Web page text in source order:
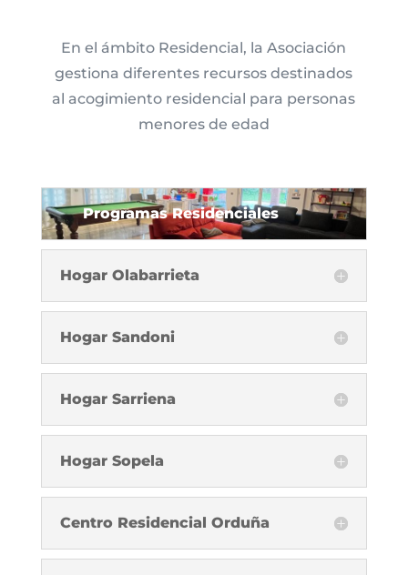
En el ámbito Residencial, la Asociación
gestiona diferentes recursos destinados
al acogimiento residencial para personas
menores de edad
Programas Residenciales
Hogar Olabarrieta
Hogar Sandoni
Hogar Sarriena
Hogar Sopela
Centro Residencial Orduña